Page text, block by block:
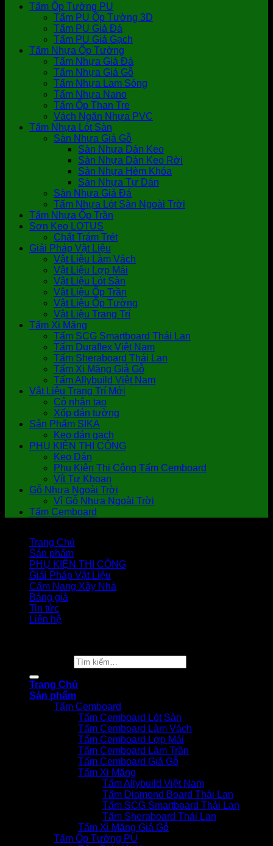
Tấm Ốp Tường PU
Tấm PU Ốp Tường 3D
Tấm PU Giả Đá
Tấm PU Giả Gạch
Tấm Nhựa Ốp Tường
Tấm Nhựa Giả Đá
Tấm Nhựa Giả Gỗ
Tấm Nhựa Lam Sóng
Tấm Nhựa Nano
Tấm Ốp Than Tre
Vách Ngăn Nhựa PVC
Tấm Nhựa Lót Sàn
Sàn Nhựa Giả Gỗ
Sàn Nhựa Dán Keo
Sàn Nhựa Dán Keo Rời
Sàn Nhựa Hèm Khóa
Sàn Nhựa Tự Dán
Sàn Nhựa Giả Đá
Tấm Nhựa Lót Sàn Ngoài Trời
Tấm Nhựa Ốp Trần
Sơn Keo LOTUS
Chất Trám Trét
Giải Pháp Vật Liệu
Vật Liệu Làm Vách
Vật Liệu Lợp Mái
Vật Liệu Lót Sàn
Vật Liệu Ốp Trần
Vật Liệu Ốp Tường
Vật Liệu Trang Trí
Tấm Xi Măng
Tấm SCG Smartboard Thái Lan
Tấm Duraflex Việt Nam
Tấm Sheraboard Thái Lan
Tấm Xi Măng Giả Gỗ
Tấm Allybuild Việt Nam
Vật Liệu Trang Trí Mới
Cỏ nhân tạo
Xốp dán tường
Sản Phẩm SIKA
Keo dán gạch
PHỤ KIỆN THI CÔNG
Keo Dán
Phụ Kiện Thi Công Tấm Cemboard
Vít Tự Khoan
Gỗ Nhựa Ngoài Trời
Vỉ Gỗ Nhựa Ngoài Trời
Tấm Cemboard
Trang Chủ
Sản phẩm
PHỤ KIỆN THI CÔNG
Giải Pháp Vật Liệu
Cẩm Nang Xây Nhà
Bảng giá
Tin tức
Liên hệ
Trang Chủ
Sản phẩm
Tấm Cemboard
Tấm Cemboard Lót Sàn
Tấm Cemboard Làm Vách
Tấm Cemboard Lợp Mái
Tấm Cemboard Làm Trần
Tấm Cemboard Giả Gỗ
Tấm Xi Măng
Tấm Allybuild Việt Nam
Tấm Diamond Board Thái Lan
Tấm SCG Smartboard Thái Lan
Tấm Sheraboard Thái Lan
Tấm Xi Măng Giả Gỗ
Tấm Ốp Tường PU